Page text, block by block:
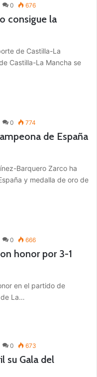
0 676
consigue la
de Castilla-La
Castilla-La Mancha se
0 774
de España
Barquero Zarco ha
y medalla de oro de
0 666
honor por 3-1
en el partido de
La…
0 673
su Gala del